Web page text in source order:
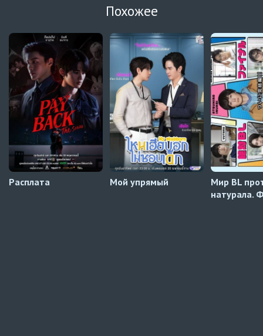
5 серия
Зимнее солнце пробуждает ветер в мечте14 серия
Автосабы русские / украинские
Будь моим вторым игроком3 серия
AniLeagueTV
Похожее
Расплата Мой упрямый
Мир BL
натурала.